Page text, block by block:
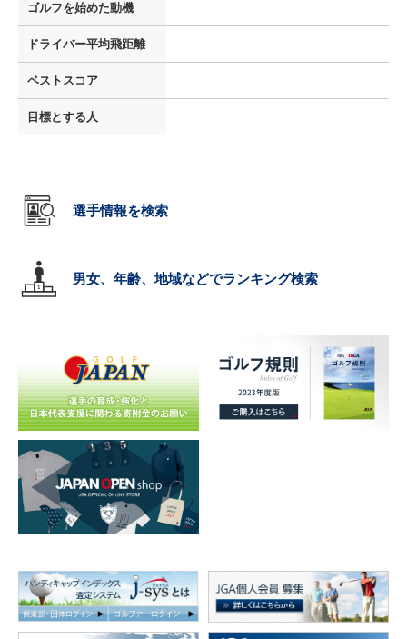
ゴルフを始めた動機
ドライバー平均飛距離
ベストスコア
目標とする人
選手情報を検索
男女、年齢、地域などでランキング検索